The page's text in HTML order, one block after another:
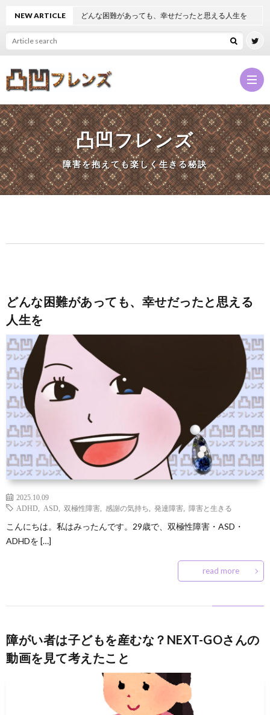
凸
凹
レ
と
は
凹
知
識
凸
つ
ぶ
や
き
な
お
店
屋
さ
ー
ク
ル
入
会
お
問
い
合
わ
NEW ARTICLEどんな困難があっても、幸せだったと思える人生を
凸凹フレンズ
障害を抱えても楽しく生きる秘訣
どんな困難があっても、幸せだったと思える
人生を
2025.10.09
ADHD
ASD 双極性障害 感謝の気持ち 発達障害 障害と生きる
こんにちは。私はみったんです。29歳で、双極性障害・ASD・
ADHDを […]
read more
障がい者は子どもを産むな？NEXT-GOさんの
動画を見て考えたこと